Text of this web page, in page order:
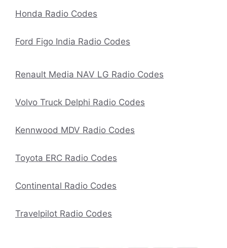
Honda Radio Codes
Ford Figo India Radio Codes
Renault Media NAV LG Radio Codes
Volvo Truck Delphi Radio Codes
Kennwood MDV Radio Codes
Toyota ERC Radio Codes
Continental Radio Codes
Travelpilot Radio Codes